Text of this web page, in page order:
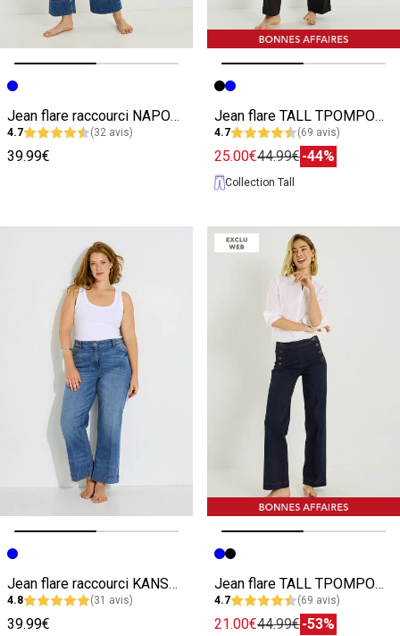
Image précédente
Image suivante
Jean flare raccourci NAPOLI RF02 femme
4.7 (32 avis)
39.99€
Image précédente
Image suivante
Jean flare TALL TPOMPON F02 femme
4.7 (69 avis)
25.00€44.99€-44%
Collection Tall
Image précédente
Image suivante
Jean flare raccourci KANSAS RF02 femme
4.8 (31 avis)
39.99€
Image précédente
Image suivante
Jean flare TALL TPOMPON F02 femme
4.7 (69 avis)
21.00€44.99€-53%